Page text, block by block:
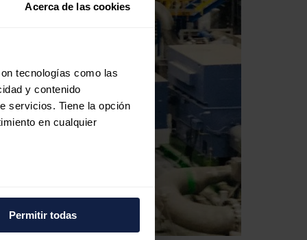
Acerca de las cookies
tecnologías como las
y contenido
servicios. Tiene la opción
en cualquier
Permitir todas